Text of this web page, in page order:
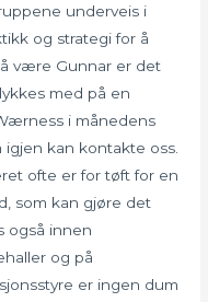
underveis i
og strategi for å
være Gunnar er det
med på en
i månedens
kan kontakte oss.
ofte er for tøft for en
som kan gjøre det
også innen
og på
er ingen dum